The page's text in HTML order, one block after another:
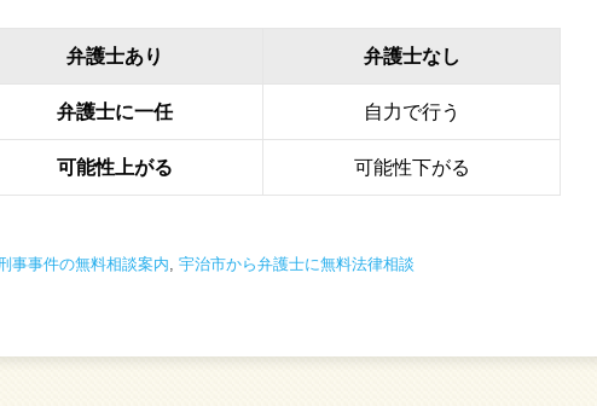
弁護士あり 弁護士なし
弁護士に一任 自力で行う
可能性上がる 可能性下がる
事事件の無料相談案内 宇治市から弁護士に無料法律相談